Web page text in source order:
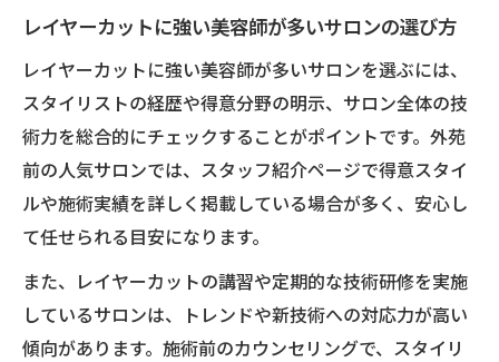
レイヤーカットに強い美容師が多いサロンの選び方
レイヤーカットに強い美容師が多いサロンを選ぶには、
スタイリストの経歴や得意分野の明示、サロン全体の技
術力を総合的にチェックすることがポイントです。外苑
前の人気サロンでは、スタッフ紹介ページで得意スタイ
ルや施術実績を詳しく掲載している場合が多く、安心し
て任せられる目安になります。
また、レイヤーカットの講習や定期的な技術研修を実施
しているサロンは、トレンドや新技術への対応力が高い
傾向があります。施術前のカウンセリングで、スタイリ